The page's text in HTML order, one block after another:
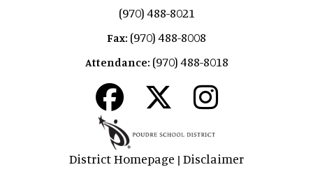
(970) 488-8021
Fax: (970) 488-8008
Attendance: (970) 488-8018
District Homepage | Disclaimer